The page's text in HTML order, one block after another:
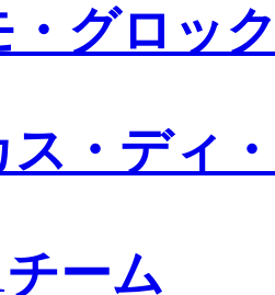
・グロッ
ス・ディ
ーム